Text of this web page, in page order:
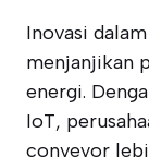
Inovasi
menjanjikan
energi.
IoT,
conveyor